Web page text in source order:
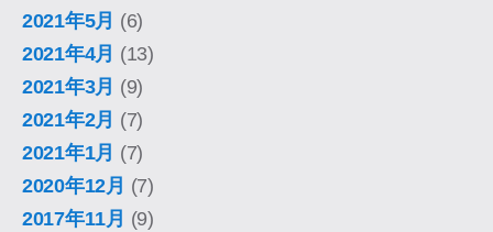
2021年5月 (6)
2021年4月 (13)
2021年3月 (9)
2021年2月 (7)
2021年1月 (7)
2020年12月 (7)
2017年11月 (9)